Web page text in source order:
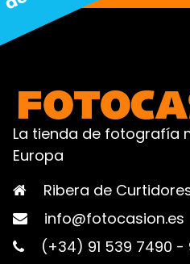
La tienda de fotografía
Europa
Ribera de
info@fotocasion.es
(+34) 91 539 7490 -